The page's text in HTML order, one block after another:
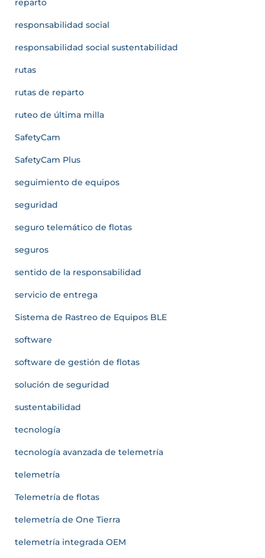
reparto
responsabilidad social
responsabilidad social sustentabilidad
rutas
rutas de reparto
ruteo de última milla
SafetyCam
SafetyCam Plus
seguimiento de equipos
seguridad
seguro telemático de flotas
seguros
sentido de la responsabilidad
servicio de entrega
Sistema de Rastreo de Equipos BLE
software
software de gestión de flotas
solución de seguridad
sustentabilidad
tecnología
tecnología avanzada de telemetría
telemetría
Telemetría de flotas
telemetría de One Tierra
telemetría integrada OEM